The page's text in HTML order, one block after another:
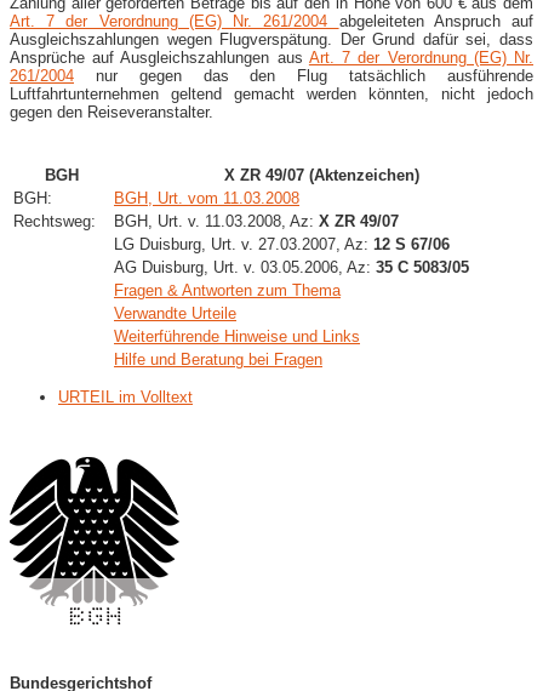
Art. 7 der Verordnung (EG) Nr. 261/2004 abgeleiteten Anspruch auf
Ausgleichszahlungen wegen Flugverspätung. Der Grund dafür sei, dass
Ansprüche auf Ausgleichszahlungen aus Art. 7 der Verordnung (EG) Nr.
261/2004 nur gegen das den Flug tatsächlich ausführende
Luftfahrtunternehmen geltend gemacht werden könnten, nicht jedoch
gegen den Reiseveranstalter.
BGH
X ZR 49/07 (Aktenzeichen)
BGH:
BGH, Urt. vom 11.03.2008
Rechtsweg:
BGH, Urt. v. 11.03.2008, Az: X ZR 49/07
LG Duisburg, Urt. v. 27.03.2007, Az: 12 S 67/06
AG Duisburg, Urt. v. 03.05.2006, Az: 35 C 5083/05
Fragen & Antworten zum Thema
Verwandte Urteile
Weiterführende Hinweise und Links
Hilfe und Beratung bei Fragen
URTEIL im Volltext
Bundesgerichtshof